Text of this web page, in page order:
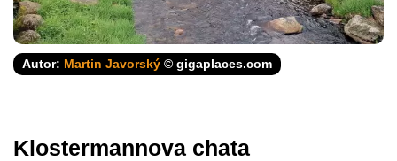
Autor: Martin Javorský © gigaplaces.com
Klostermannova chata